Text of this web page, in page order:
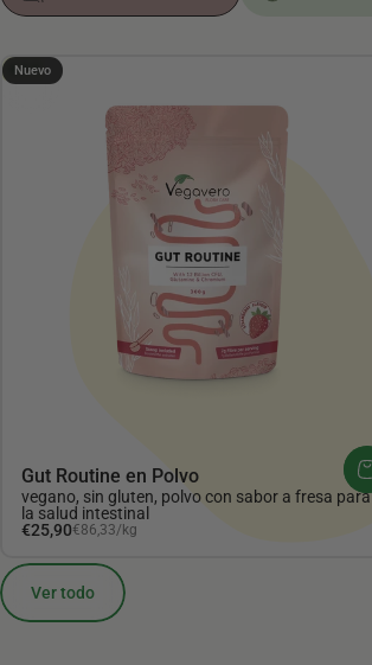
5.0
Nuevo
Gut Routine en Polvo
vegano, sin gluten, polvo con sabor a fresa para
la salud intestinal
€25,90
Precio unitario
€86,33/
por kg
Ver todo